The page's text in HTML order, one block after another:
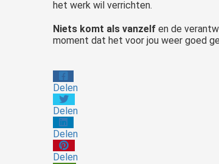
het werk wil verrichten.
Niets komt als vanzelf en de
moment dat het voor jou weer goed
Delen
Delen
Delen
Delen